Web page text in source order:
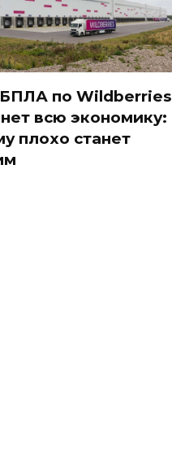
по Wildberries
всю экономику:
плохо станет